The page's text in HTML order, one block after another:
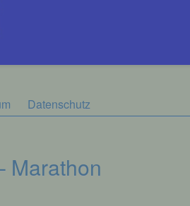
Datenschutz
Marathon